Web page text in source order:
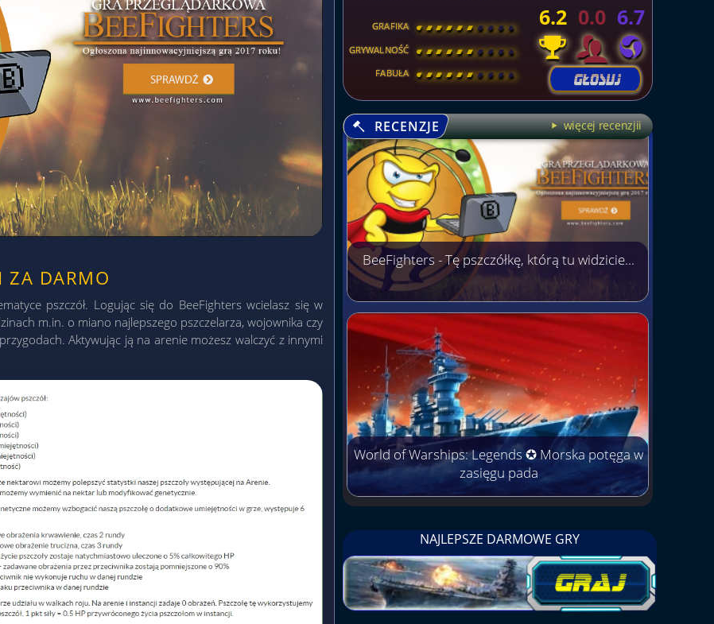
ZA DARMO
pszczół. Logując się do BeeFighters wcielasz się w
m.in. o miano najlepszego pszczelarza, wojownika czy
Aktywując ją na arenie możesz walczyć z innymi
GRAFIKA [ \ \ \ \ \ \ \ \ ]
GRYWALNOŚĆ [ \ \ \ \ \ \ \ \ ]
FABUŁA [ \ \ \ \ \ \ \ \ ]
6.2 0.0 6.7
RECENZJE więcej recenzjii
BeeFighters - Tę pszczółkę, którą tu widzicie...
World of Warships: Legends ✪ Morska potęga w
zasięgu pada
NAJLEPSZE DARMOWE GRY